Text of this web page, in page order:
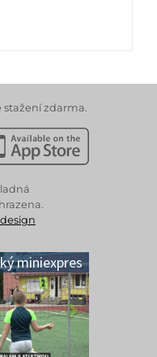
stažení zdarma.
PlayStáhnout z Apple App